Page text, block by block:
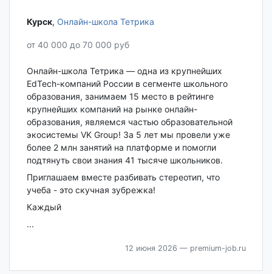
Курск‎, Онлайн-школа Тетрика
от 40 000 до 70 000 руб
Онлайн-школа Тетрика — одна из крупнейших
EdTech-компаний России в сегменте школьного
образования, занимаем 15 место в рейтинге
крупнейших компаний на рынке онлайн-
образования, являемся частью образовательной
экосистемы VK Group! За 5 лет мы провели уже
более 2 млн занятий на платформе и помогли
подтянуть свои знания 41 тысяче школьников.
Приглашаем вместе разбивать стереотип, что
учеба - это скучная зубрежка!
Каждый
...
12 июня 2026 — premium-job.ru